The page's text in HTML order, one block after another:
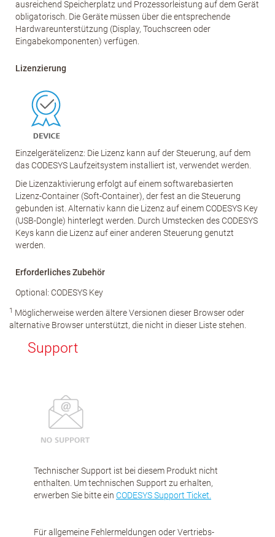
ausreichend Speicherplatz und Prozessorleistung auf dem Gerät
obligatorisch. Die Geräte müssen über die entsprechende
Hardwareunterstützung (Display, Touchscreen oder
Eingabekomponenten) verfügen.
Lizenzierung
Einzelgerätelizenz: Die Lizenz kann auf der Steuerung, auf dem
das CODESYS Laufzeitsystem installiert ist, verwendet werden.
Die Lizenzaktivierung erfolgt auf einem softwarebasierten
Lizenz-Container (Soft-Container), der fest an die Steuerung
gebunden ist. Alternativ kann die Lizenz auf einem CODESYS Key
(USB-Dongle) hinterlegt werden. Durch Umstecken des CODESYS
Keys kann die Lizenz auf einer anderen Steuerung genutzt
werden.
Erforderliches Zubehör
Optional: CODESYS Key
1 Möglicherweise werden ältere Versionen dieser Browser oder
alternative Browser unterstützt, die nicht in dieser Liste stehen.
Support
Technischer Support ist bei diesem Produkt nicht
enthalten. Um technischen Support zu erhalten,
erwerben Sie bitte ein CODESYS Support Ticket.
Für allgemeine Fehlermeldungen oder Vertriebs-